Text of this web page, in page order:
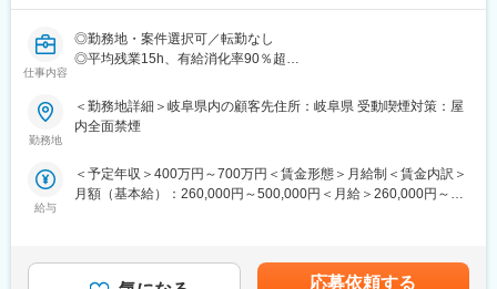
弊社は特定の業界に特化していないため、自動車から食品、航空
宇宙まで、多様な業界の機械に触れることができます。様々なセ
ンサーやモーターの制御を経験することで、電気エンジニアとし
ての引き出しが圧倒的に増えていきます。
社長をはじめ、取締役も全員が設計エンジニア出身の会社です。
技術者の気持ちや、どこで躓きやすいかを理解しているため、未
【安心して長く働ける環境】
●ハードからソフト、現地調整まで一貫して手掛ける
仕事内容
◎勤務地・案件選択可／転勤なし
◎平均残業15h、有給消化率90％超
■募集背景
■仕事内容
各プロジェクト先にて自動車部品の機械設計・開発をお任せしま
勤務地
＜勤務地詳細＞岐阜県内の顧客先住所：岐阜県 受動喫煙対策：屋
内全面禁煙
給与
＜予定年収＞400万円～700万円＜賃金形態＞月給制＜賃金内訳＞
月額（基本給）：260,000円～500,000円＜月給＞260,000円～
験内容や能力を考慮し最終決定をいたします。賃金はあくまでも
応募依頼する